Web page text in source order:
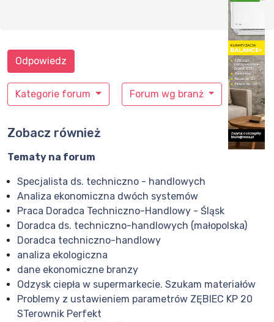
Kategorie forum Forum wg branż
Odpowiedz
Zobacz również
Tematy na forum
Specjalista ds. techniczno - handlowych
Analiza ekonomiczna dwóch systemów
Praca Doradca Techniczno-Handlowy - Śląsk
Doradca ds. techniczno-handlowych (małopolska)
Doradca techniczno-handlowy
analiza ekologiczna
dane ekonomiczne branzy
Odzysk ciepła w supermarkecie. Szukam materiałów
Problemy z ustawieniem parametrów ZĘBIEC KP 20
STerownik Perfekt